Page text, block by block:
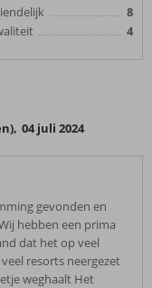
8
4
, 04 juli 2024
gevonden en
hebben een prima
dat het op veel
resorts neergezet
weghaalt Het